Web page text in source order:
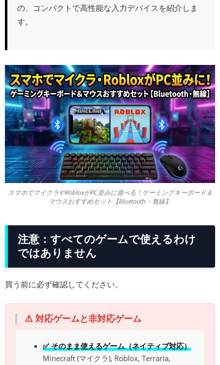
の、コンパクトで高性能な入力デバイスを紹介しま
す。
スマホでマイクラやRobloxがPC並みに遊べる！ゲーミングキーボード＆
マウスおすすめセット【Bluetooth・無線】
注意：すべてのゲームで使えるわけ
ではありません
買う前に必ず確認してください。
⚠️ 対応ゲームと非対応ゲーム
✅ そのまま使えるゲーム（ネイティブ対応）
Minecraft (マイクラ), Roblox, Terraria,